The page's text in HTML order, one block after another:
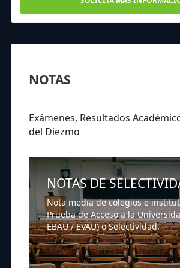
NOTAS
Exámenes, Resultados
del Diezmo
NOTAS DE
Nota media de colegios e
Prueba de Acceso a la
EBAU / EVAU) o Selectividad.